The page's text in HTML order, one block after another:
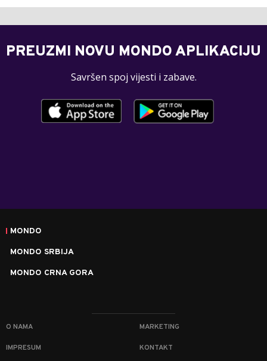
PREUZMI NOVU MONDO APLIKACIJU
Savršen spoj vijesti i zabave.
MONDO
MONDO SRBIJA
MONDO CRNA GORA
O NAMA MARKETING
IMPRESUM KONTAKT